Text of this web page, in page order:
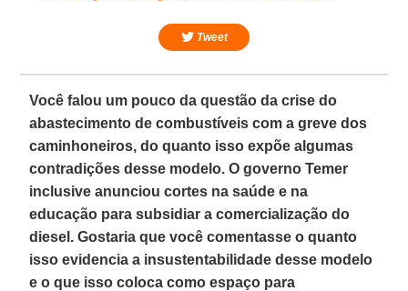
Tweet
Você falou um pouco da questão da crise do
abastecimento de combustíveis com a greve dos
caminhoneiros, do quanto isso expõe algumas
contradições desse modelo. O governo Temer
inclusive anunciou cortes na saúde e na
educação para subsidiar a comercialização do
diesel. Gostaria que você comentasse o quanto
isso evidencia a insustentabilidade desse modelo
e o que isso coloca como espaço para